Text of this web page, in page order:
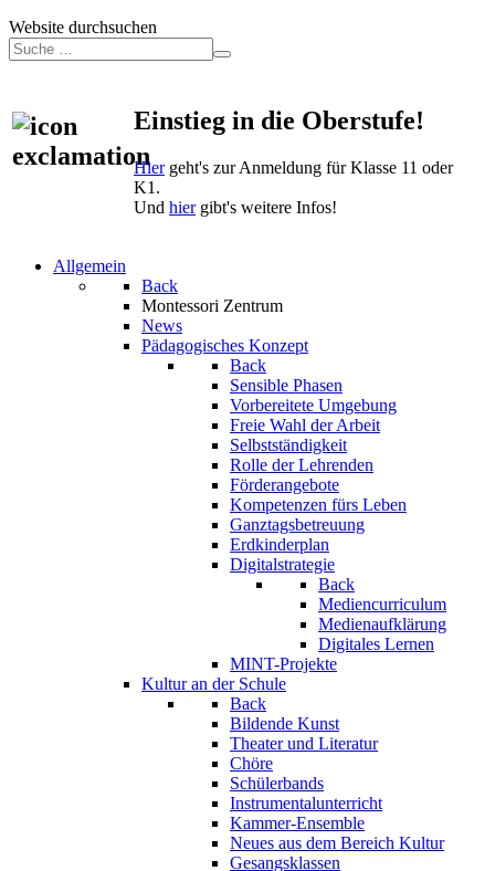
Website durchsuchen
Einstieg in die Oberstufe!
Hiergeht's zur Anmeldung für Klasse 11 oder
K1.
Und hiergibt's weitere Infos!
Allgemein
Back
Montessori Zentrum
News
Pädagogisches Konzept
Back
Sensible Phasen
Vorbereitete Umgebung
Freie Wahl der Arbeit
Selbstständigkeit
Rolle der Lehrenden
Förderangebote
Kompetenzen fürs Leben
Ganztagsbetreuung
Erdkinderplan
Digitalstrategie
Back
Mediencurriculum
Medienaufklärung
Digitales Lernen
MINT-Projekte
Kultur an der Schule
Back
Bildende Kunst
Theater und Literatur
Chöre
Schülerbands
Instrumentalunterricht
Kammer-Ensemble
Neues aus dem Bereich Kultur
Gesangsklassen